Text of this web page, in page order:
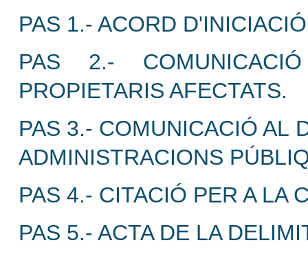
PAS 1.- ACORD
PAS 2.-
PROPIETARIS AFECTATS.
PAS 3.- COMUNICACIÓ AL
ADMINISTRACIONS
PAS 4.- CITACIÓ PER A LA
PAS 5.- ACTA DE LA